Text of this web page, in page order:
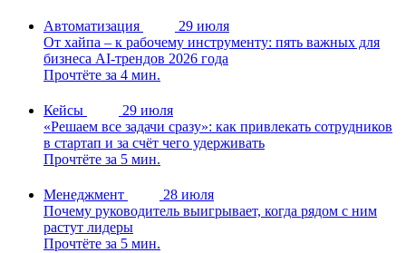
Автоматизация
29 июля
От хайпа – к рабочему инструменту: пять важных для
бизнеса AI-трендов 2026 года
Прочтёте за 4 мин.
Кейсы
29 июля
«Решаем все задачи сразу»: как привлекать сотрудников
в стартап и за счёт чего удерживать
Прочтёте за 5 мин.
Менеджмент
28 июля
Почему руководитель выигрывает, когда рядом с ним
растут лидеры
Прочтёте за 5 мин.